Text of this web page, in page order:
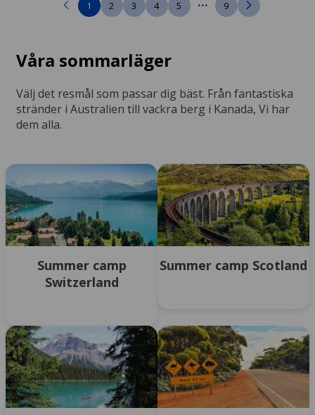
1 2 3 4 5 9
Våra sommarläger
Välj det resmål som passar dig bäst. Från fantastiska
stränder i Australien till vackra berg i Kanada, Vi har
dem alla.
Summer camp
Switzerland
Summer camp Scotland